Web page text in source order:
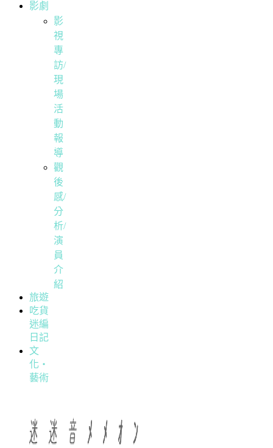
影劇
影
視
專
訪/
現
場
活
動
報
導
觀
後
感/
分
析/
演
員
介
紹
旅遊
吃貨
迷編
日記
文
化・
藝術